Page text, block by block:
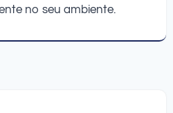
no seu ambiente.